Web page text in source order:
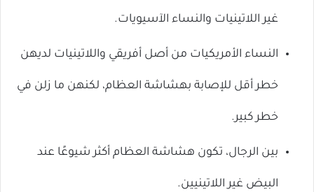
غير اللاتينيات والنساء الآسيويات.
النساء الأمريكيات من أصل أفريقي واللاتينيات لديهن
خطر أقل للإصابة بهشاشة العظام، لكنهن ما زلن في
خطر كبير.
بين الرجال، تكون هشاشة العظام أكثر شيوعًا عند
البيض غير اللاتينيين.